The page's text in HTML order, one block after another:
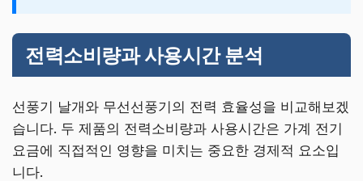
전력소비량과 사용시간 분석
선풍기 날개와 무선선풍기의 전력 효율성을 비교해보겠
습니다. 두 제품의 전력소비량과 사용시간은 가계 전기
요금에 직접적인 영향을 미치는 중요한 경제적 요소입
니다.